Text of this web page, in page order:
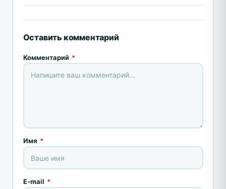
Оставить комментарий
Комментарий *
Имя *
E-mail *